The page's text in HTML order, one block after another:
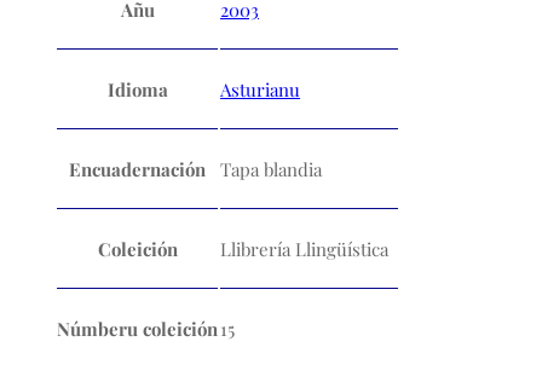
Añu 2003
Idioma Asturianu
Encuadernación Tapa blandia
Coleición Llibrería Llingüística
Númberu coleición15